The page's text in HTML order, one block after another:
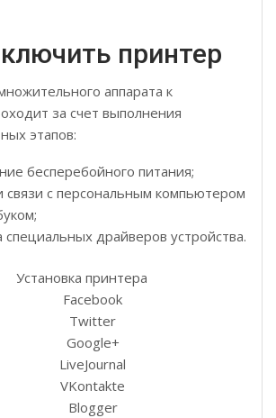
принтер
аппарата к
за счет выполнения
этапов:
бесперебойного питания;
связи с персональным компьютером
специальных драйверов устройства.
Facebook
Twitter
Google+
LiveJournal
VKontakte
Blogger